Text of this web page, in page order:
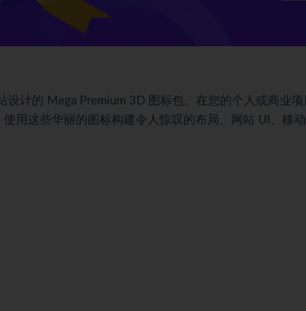
设计的 Mega Premium 3D 图标包。在您的个人或商业
用这些华丽的图标构建令人惊叹的布局、网站 UI、移